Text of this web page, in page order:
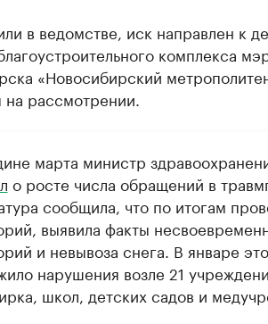
в ведомстве, иск направлен к
комплекса
«Новосибирский
на рассмотрении.
марта министр
о росте числа обращений в
сообщила, что по итогам
выявила факты
и невывоза снега. В январе
нарушения возле 21
школ, детских садов и